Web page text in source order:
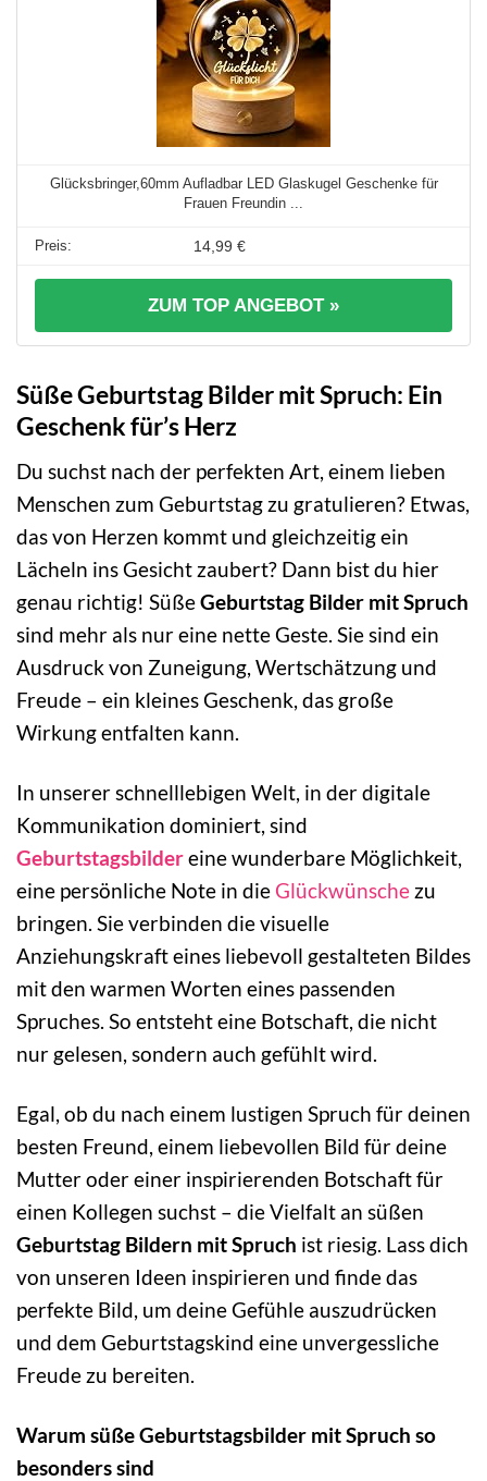
Glücksbringer,60mm Aufladbar LED Glaskugel Geschenke für
Frauen Freundin ...
14,99 €
ZUM TOP ANGEBOT »
Süße Geburtstag Bilder mit Spruch: Ein
Geschenk für’s Herz
Du suchst nach der perfekten Art, einem lieben
Menschen zum Geburtstag zu gratulieren? Etwas,
das von Herzen kommt und gleichzeitig ein
Lächeln ins Gesicht zaubert? Dann bist du hier
genau richtig! SüßeGeburtstag Bilder mit Spruch
sind mehr als nur eine nette Geste. Sie sind ein
Ausdruck von Zuneigung, Wertschätzung und
Freude – ein kleines Geschenk, das große
Wirkung entfalten kann.
In unserer schnelllebigen Welt, in der digitale
Kommunikation dominiert, sind
Geburtstagsbildereine wunderbare Möglichkeit,
eine persönliche Note in die Glückwünsche zu
bringen. Sie verbinden die visuelle
Anziehungskraft eines liebevoll gestalteten Bildes
mit den warmen Worten eines passenden
Spruches. So entsteht eine Botschaft, die nicht
nur gelesen, sondern auch gefühlt wird.
Egal, ob du nach einem lustigen Spruch für deinen
besten Freund, einem liebevollen Bild für deine
Mutter oder einer inspirierenden Botschaft für
einen Kollegen suchst – die Vielfalt an süßen
Geburtstag Bildern mit Spruch ist riesig. Lass dich
von unseren Ideen inspirieren und finde das
perfekte Bild, um deine Gefühle auszudrücken
und dem Geburtstagskind eine unvergessliche
Freude zu bereiten.
Warum süße Geburtstagsbilder mit Spruch so
besonders sind